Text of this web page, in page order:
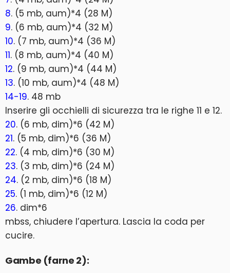
8. (5 mb, aum)*4 (28 M)
9. (6 mb, aum)*4 (32 M)
10. (7 mb, aum)*4 (36 M)
11. (8 mb, aum)*4 (40 M)
12. (9 mb, aum)*4 (44 M)
13. (10 mb, aum)*4 (48 M)
14-19. 48 mb
Inserire gli occhielli di sicurezza tra le righe 11 e 12.
20. (6 mb, dim)*6 (42 M)
21. (5 mb, dim)*6 (36 M)
22. (4 mb, dim)*6 (30 M)
23. (3 mb, dim)*6 (24 M)
24. (2 mb, dim)*6 (18 M)
25. (1 mb, dim)*6 (12 M)
26. dim*6
mbss, chiudere l’apertura. Lascia la coda per
cucire.
Gambe (farne 2):